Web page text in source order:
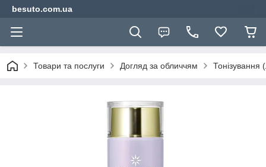
besuto.com.ua
Товари та послуги Догляд за обличчям Тонізування